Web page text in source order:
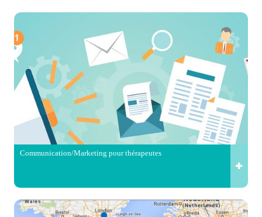
Communication/Marketing pour thérapeutes